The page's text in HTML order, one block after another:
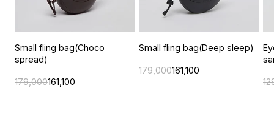
Small fling bag(Choco
spread)
179,000161,100
Small fling bag(Deep sleep)
179,000161,100